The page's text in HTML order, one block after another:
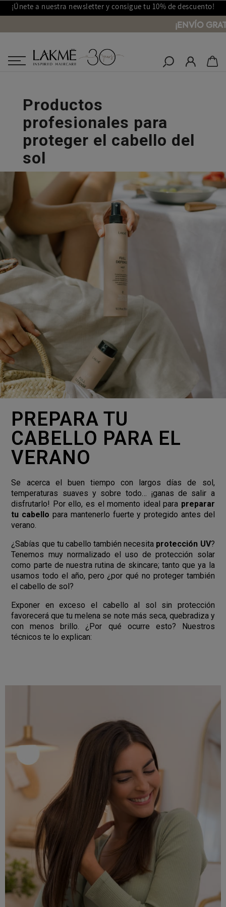
¡Únete a nuestra newsletter y consigue tu 10% de descuento!
¡ENVÍO
Salones Lakmé
Inicio Productos profesionales para proteger el cabello del sol
Productos
profesionales para
proteger el cabello del
sol
PREPARA TU
CABELLO PARA EL
VERANO
Se acerca el buen tiempo con largos días de sol,
temperaturas suaves y sobre todo… ¡ganas de salir a
disfrutarlo! Por ello, es el momento ideal para preparar
tu cabello para mantenerlo fuerte y protegido antes del
verano.
¿Sabías que tu cabello también necesita protección UV?
Tenemos muy normalizado el uso de protección solar
como parte de nuestra rutina de skincare; tanto que ya la
usamos todo el año, pero ¿por qué no proteger también
el cabello de sol?
Exponer en exceso el cabello al sol sin protección
favorecerá que tu melena se note más seca, quebradiza y
con menos brillo. ¿Por qué ocurre esto? Nuestros
técnicos te lo explican: